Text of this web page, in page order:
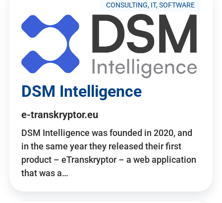
CONSULTING, IT, SOFTWARE
DSM Intelligence
e-transkryptor.eu
DSM Intelligence was founded in 2020, and
in the same year they released their first
product – eTranskryptor – a web application
that was a…